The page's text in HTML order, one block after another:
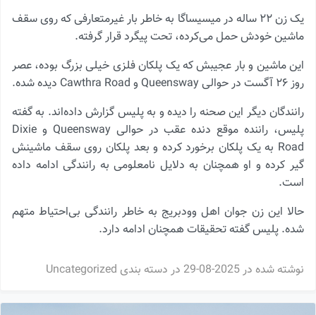
یک زن ۲۲ ساله در میسیساگا به خاطر بار غیرمتعارفی که روی سقف
ماشین خودش حمل می‌کرده، تحت پیگرد قرار گرفته.
این ماشین و بار عجیبش که یک پلکان فلزی خیلی بزرگ بوده، عصر
روز ۲۶ آگست در حوالی Queensway و Cawthra Road دیده شده.
رانندگان دیگر این صحنه را دیده و به پلیس گزارش داده‌اند. به گفته
پلیس، راننده موقع دنده عقب در حوالی Queensway و Dixie
Road به یک پلکان برخورد کرده و بعد پلکان روی سقف ماشینش
گیر کرده و او همچنان به دلایل نامعلومی به رانندگی ادامه داده
است.
حالا این زن جوان اهل وودبریج به خاطر رانندگی بی‌احتیاط متهم
شده. پلیس گفته تحقیقات همچنان ادامه دارد.
نوشته شده در2025-08-29 در دسته بندی Uncategorized